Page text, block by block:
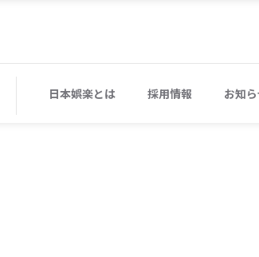
日本娯楽とは 採用情報 お知